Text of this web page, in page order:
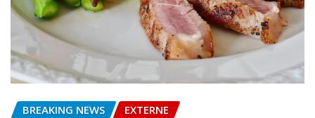
BREAKING NEWS EXTERNE